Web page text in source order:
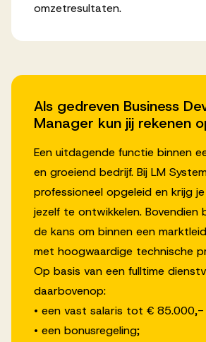
omzetresultaten.
Als gedreven Business
Manager kun jij rekenen
Een uitdagende functie binnen
en groeiend bedrijf. Bij LM
professioneel opgeleid en krijg
jezelf te ontwikkelen. Bovendien
de kans om binnen een
met hoogwaardige technische
Op basis van een fulltime
daarbovenop:
• een vast salaris tot €
• een bonusregeling;